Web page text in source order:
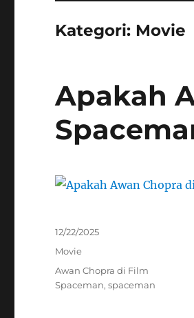
Kategori: Movie
Apakah
Posted
12/22/2025
Categories
Movie
Tags
Awan Chopra di Film
Spaceman,spaceman